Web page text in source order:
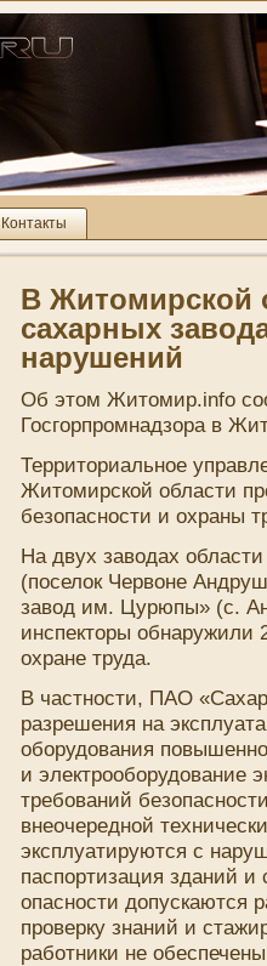
Контакты
В Житомирской
сахарных
нарушени­й
Об этом Житомир.info
Госгорпромнадзора в
Территориальное
Житомирской области
безопасности и охраны
На двух заводах
(поселок Червоне
завод им. Цурюпы» (с.
инспекторы обнаружили
охране труда.
В частности, ПАО
разрешени­я на
оборудовани­я
и электрооборудовани­е
требовани­й
внеочередной
эксплуатируются с
паспортизация здани­й
опасности допускаются
проверку знани­й и
работни­ки не